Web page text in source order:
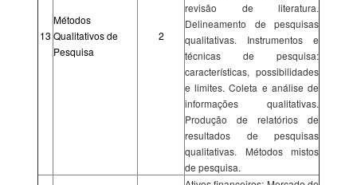
13
Métodos
Qualitativos de
Pesquisa
2
revisão de literatura.
Delineamento de pesquisas
qualitativas. Instrumentos e
técnicas de pesquisa:
características, possibilidades
e limites. Coleta e análise de
informações qualitativas.
Produção de relatórios de
resultados de pesquisas
qualitativas. Métodos mistos
de pesquisa.